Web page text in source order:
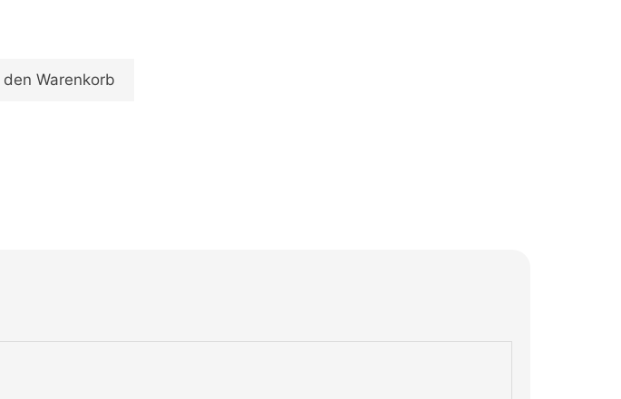
den Warenkorb